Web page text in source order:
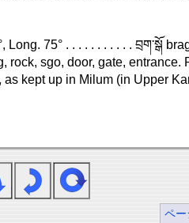
Long. 75° . . . . . . . . . . . བྲག་སྒོ
rock, sgo, door, gate, entrance.
as kept up in Milum (in Upper
ペー